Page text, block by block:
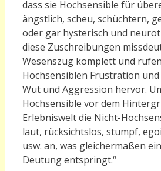
dass sie Hochsensible für
ängstlich, scheu, schüchtern,
oder gar hysterisch und
diese Zuschreibungen
Wesenszug komplett und
Hochsensiblen Frustration
Wut und Aggression hervor.
Hochsensible vor dem
Erlebniswelt die Nicht-
laut, rücksichtslos, stumpf,
usw. an, was gleichermaßen
Deutung entspringt.“